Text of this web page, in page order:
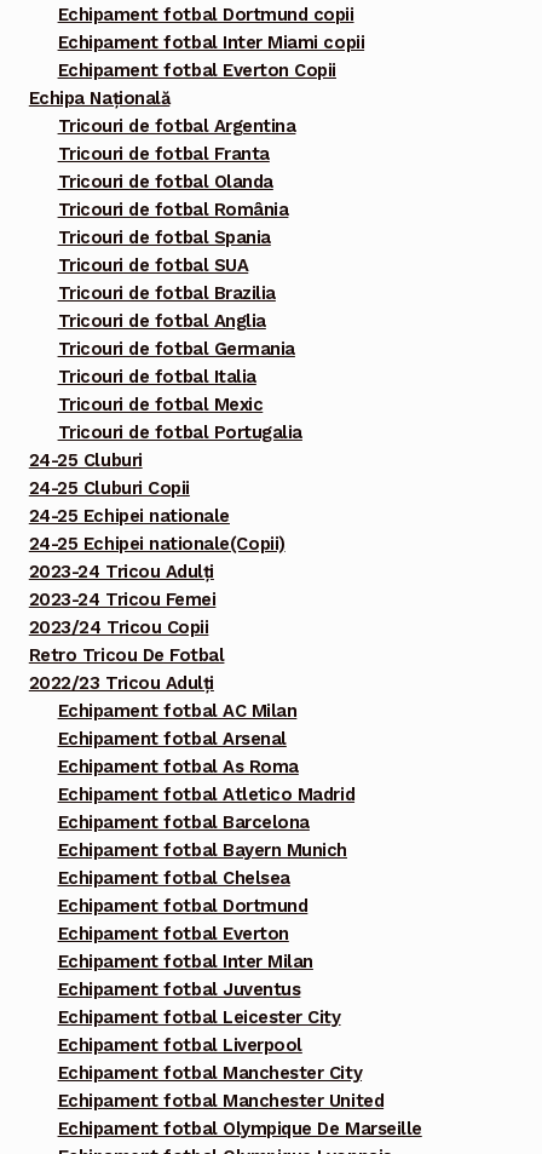
Echipament fotbal Dortmund copii
Echipament fotbal Inter Miami copii
Echipament fotbal Everton Copii
Echipa Națională
Tricouri de fotbal Argentina
Tricouri de fotbal Franta
Tricouri de fotbal Olanda
Tricouri de fotbal România
Tricouri de fotbal Spania
Tricouri de fotbal SUA
Tricouri de fotbal Brazilia
Tricouri de fotbal Anglia
Tricouri de fotbal Germania
Tricouri de fotbal Italia
Tricouri de fotbal Mexic
Tricouri de fotbal Portugalia
24-25 Cluburi
24-25 Cluburi Copii
24-25 Echipei nationale
24-25 Echipei nationale(Copii)
2023-24 Tricou Adulți
2023-24 Tricou Femei
2023/24 Tricou Copii
Retro Tricou De Fotbal
2022/23 Tricou Adulți
Echipament fotbal AC Milan
Echipament fotbal Arsenal
Echipament fotbal As Roma
Echipament fotbal Atletico Madrid
Echipament fotbal Barcelona
Echipament fotbal Bayern Munich
Echipament fotbal Chelsea
Echipament fotbal Dortmund
Echipament fotbal Everton
Echipament fotbal Inter Milan
Echipament fotbal Juventus
Echipament fotbal Leicester City
Echipament fotbal Liverpool
Echipament fotbal Manchester City
Echipament fotbal Manchester United
Echipament fotbal Olympique De Marseille